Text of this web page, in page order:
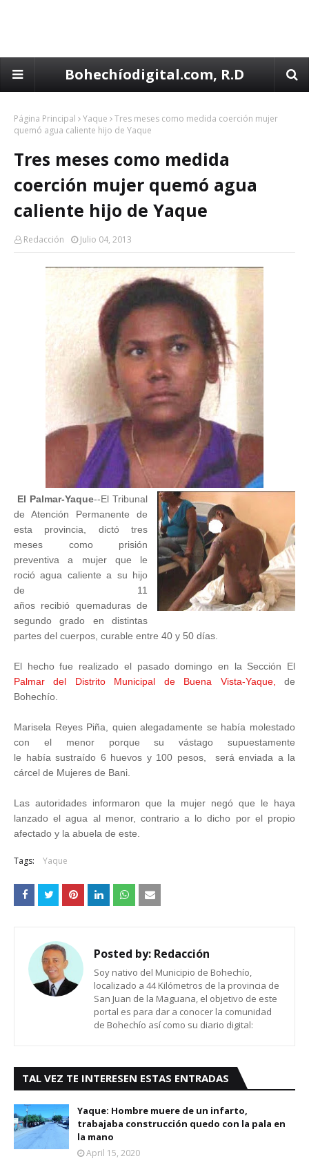
Bohechíodigital.com, R.D
Página Principal Yaque
Tres meses como medida coerción mujer
quemó agua caliente hijo de Yaque
Tres meses como medida
coerción mujer quemó agua
caliente hijo de Yaque
Redacción Julio 04, 2013
El Palmar-Yaque--El Tribunal
de Atención Permanente de
esta provincia, dictó tres
meses como prisión
preventiva a mujer que le
roció agua caliente a su hijo
de 11
años recibió quemaduras de
segundo grado en distintas
partes del cuerpos, curable entre 40 y 50 días.
El hecho fue realizado el pasado domingo en la Sección El
Palmar del Distrito Municipal de Buena Vista-Yaque,
de
Bohechío.
Marisela Reyes Piña, quien alegadamente se había molestado
con el menor porque su vástago supuestamente
le había sustraído 6 huevos y 100 pesos,
será enviada a la
cárcel de Mujeres de Bani.
Las autoridades informaron que la mujer negó que le haya
lanzado el agua al menor, contrario a lo dicho por el propio
afectado y la abuela de este.
Tags: Yaque
Posted by: Redacción
Soy nativo del Municipio de Bohechío,
localizado a 44 Kilómetros de la provincia de
San Juan de la Maguana, el objetivo de este
portal es para dar a conocer la comunidad
de Bohechío así como su diario digital:
TAL VEZ TE INTERESEN ESTAS ENTRADAS
Yaque: Hombre muere de un infarto,
trabajaba construcción quedo con la pala en
la mano
April 15, 2020